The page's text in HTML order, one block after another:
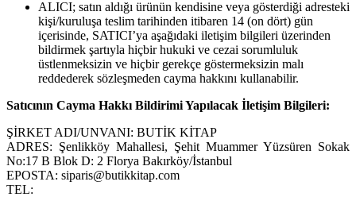
ALICI; satın aldığı ürünün kendisine veya gösterdiği adresteki
kişi/kuruluşa teslim tarihinden itibaren 14 (on dört) gün
içerisinde, SATICI’ya aşağıdaki iletişim bilgileri üzerinden
bildirmek şartıyla hiçbir hukuki ve cezai sorumluluk
üstlenmeksizin ve hiçbir gerekçe göstermeksizin malı
reddederek sözleşmeden cayma hakkını kullanabilir.
Satıcının Cayma Hakkı Bildirimi Yapılacak İletişim Bilgileri:
ŞİRKET ADI/UNVANI: BUTİK KİTAP
ADRES: Şenlikköy Mahallesi, Şehit Muammer Yüzsüren Sokak
No:17 B Blok D: 2 Florya Bakırköy/İstanbul
EPOSTA: siparis@butikkitap.com
TEL: